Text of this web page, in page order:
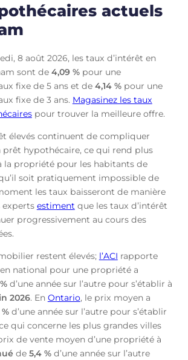
actuels
8 août 2026, les taux d’intérêt en
sont de 4,09 %pour une
fixe de 5 ans et de 4,14 %pour une
fixe de 3 ans. Magasinez les taux
pour trouver la meilleure offre.
élevés continuent de compliquer
prêt hypothécaire, ce qui rend plus
la propriété pour les habitants de
soit pratiquement impossible de
les taux baisseront de manière
experts estimentque les taux d’intérêt
progressivement au cours des
restent élevés; l’ACI rapporte
national pour une propriété a
d’une année sur l’autre pour s’établir à
2026. En Ontario, le prix moyen a
d’une année sur l’autre pour s’établir
qui concerne les plus grandes villes
de vente moyen d’une propriété à
de 5,4 %d’une année sur l’autre